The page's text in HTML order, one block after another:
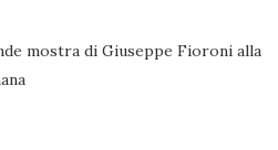
mostra di Giuseppe Fioroni alla